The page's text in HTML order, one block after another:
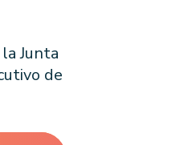
Junta
de